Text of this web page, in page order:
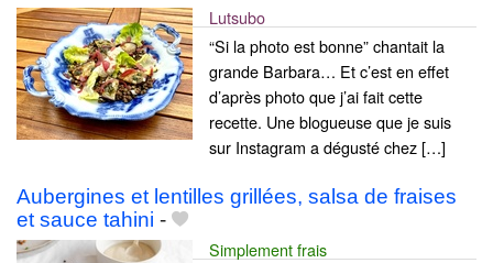
Lutsubo
“Si la photo est bonne” chantait la
grande Barbara… Et c’est en effet
d’après photo que j’ai fait cette
recette. Une blogueuse que je suis
sur Instagram a dégusté chez […]
Aubergines et lentilles grillées, salsa de fraises
et sauce tahini -
Simplement frais